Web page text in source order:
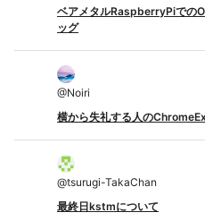
ベアメタルRaspberryPiでの
ッグ
@Noiri
横から失礼する人の
@tsurugi-TakaChan
最終日kstmについて